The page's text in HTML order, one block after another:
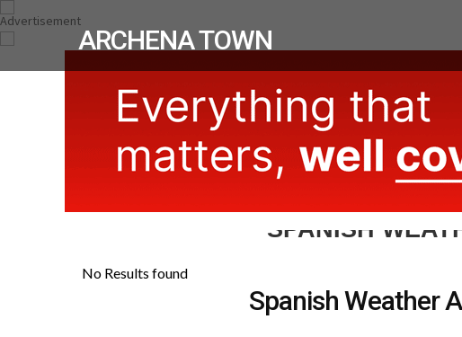
ARCHENA TOWN
SPANISH
Spanish Weather